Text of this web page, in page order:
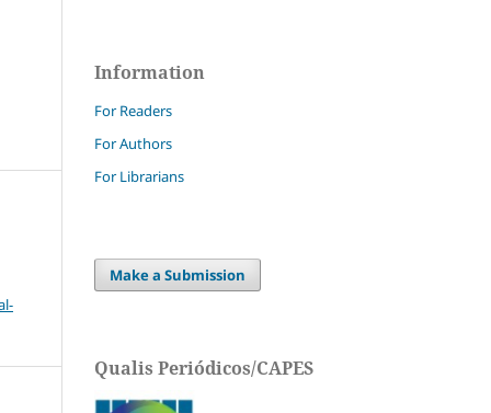
Information
For Readers
For Authors
For Librarians
Make a Submission
Qualis Periódicos/CAPES